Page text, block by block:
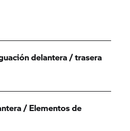
delantera / trasera
/ Elementos de